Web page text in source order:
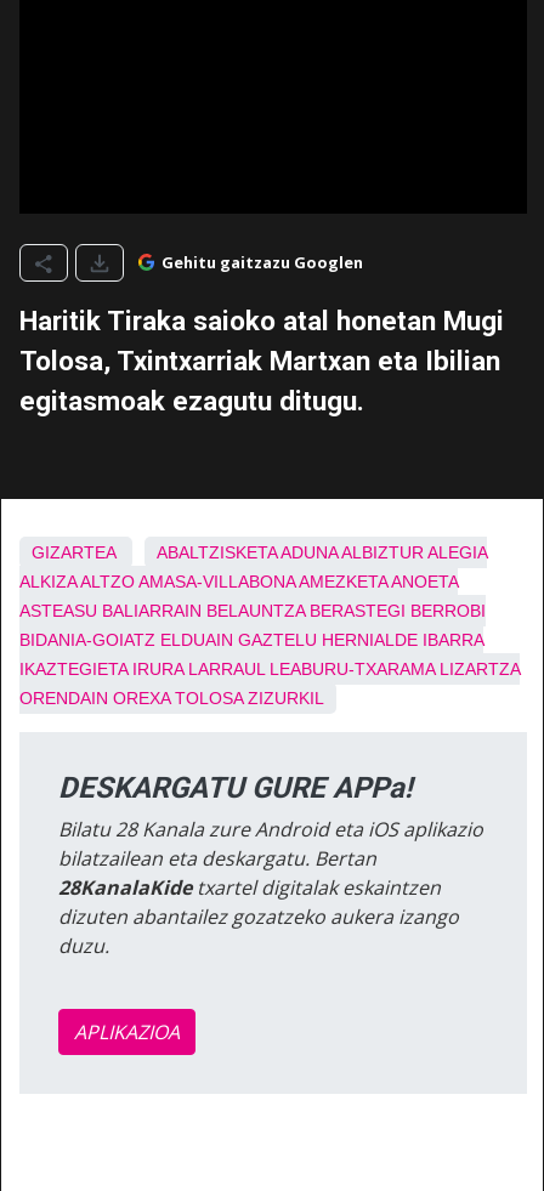
Gehitu gaitzazu Googlen
Haritik Tiraka saioko atal honetan Mugi
Tolosa, Txintxarriak Martxan eta Ibilian
egitasmoak ezagutu ditugu.
GIZARTEA ABALTZISKETAADUNAALBIZTUR ALEGIA
ALKIZAALTZOAMASA-VILLABONAAMEZKETAANOETA
ASTEASU BALIARRAIN BELAUNTZA BERASTEGI BERROBI
BIDANIA-GOIATZ ELDUAIN GAZTELU HERNIALDE IBARRA
IKAZTEGIETA IRURA LARRAUL LEABURU-TXARAMA LIZARTZA
ORENDAIN OREXA TOLOSA ZIZURKIL
DESKARGATU GURE APPa!
Bilatu 28 Kanala zure Android eta iOS aplikazio
bilatzailean eta deskargatu. Bertan
28KanalaKidetxartel digitalak eskaintzen
dizuten abantailez gozatzeko aukera izango
duzu.
APLIKAZIOA